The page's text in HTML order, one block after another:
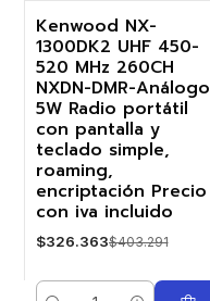
-19%
Kenwood NX-
1300DK2 UHF 450-
520 MHz 260CH
NXDN-DMR-Análogo
5W Radio portátil
con pantalla y
teclado simple,
roaming,
encriptación Precio
con iva incluido
$326.363$403.291